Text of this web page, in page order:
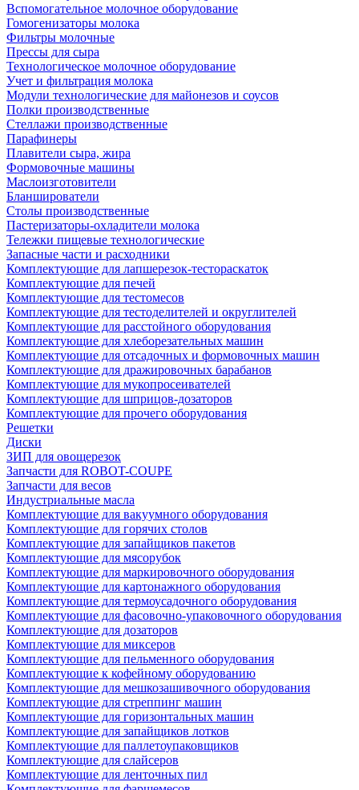
Вспомогательное молочное оборудование
Гомогенизаторы молока
Фильтры молочные
Прессы для сыра
Технологическое молочное оборудование
Учет и фильтрация молока
Модули технологические для майонезов и соусов
Полки производственные
Стеллажи производственные
Парафинеры
Плавители сыра, жира
Формовочные машины
Маслоизготовители
Бланширователи
Столы производственные
Пастеризаторы-охладители молока
Тележки пищевые технологические
Запасные части и расходники
Комплектующие для лапшерезок-тестораскаток
Комплектующие для печей
Комплектующие для тестомесов
Комплектующие для тестоделителей и округлителей
Комплектующие для расстойного оборудования
Комплектующие для хлеборезательных машин
Комплектующие для отсадочных и формовочных машин
Комплектующие для дражировочных барабанов
Комплектующие для мукопросеивателей
Комплектующие для шприцов-дозаторов
Комплектующие для прочего оборудования
Решетки
Диски
ЗИП для овощерезок
Запчасти для ROBOT-COUPE
Запчасти для весов
Индустриальные масла
Комплектующие для вакуумного оборудования
Комплектующие для горячих столов
Комплектующие для запайщиков пакетов
Комплектующие для мясорубок
Комплектующие для маркировочного оборудования
Комплектующие для картонажного оборудования
Комплектующие для термоусадочного оборудования
Комплектующие для фасовочно-упаковочного оборудования
Комплектующие для дозаторов
Комплектующие для миксеров
Комплектующие для пельменного оборудования
Комплектующие к кофейному оборудованию
Комплектующие для мешкозашивочного оборудования
Комплектующие для стреппинг машин
Комплектующие для горизонтальных машин
Комплектующие для запайщиков лотков
Комплектующие для паллетоупаковщиков
Комплектующие для слайсеров
Комплектующие для ленточных пил